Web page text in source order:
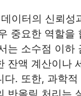
이터의 신뢰성
중요한 역할을
는 소수점 이하
잔액 계산이나
다. 또한, 과학
반올림 처리는